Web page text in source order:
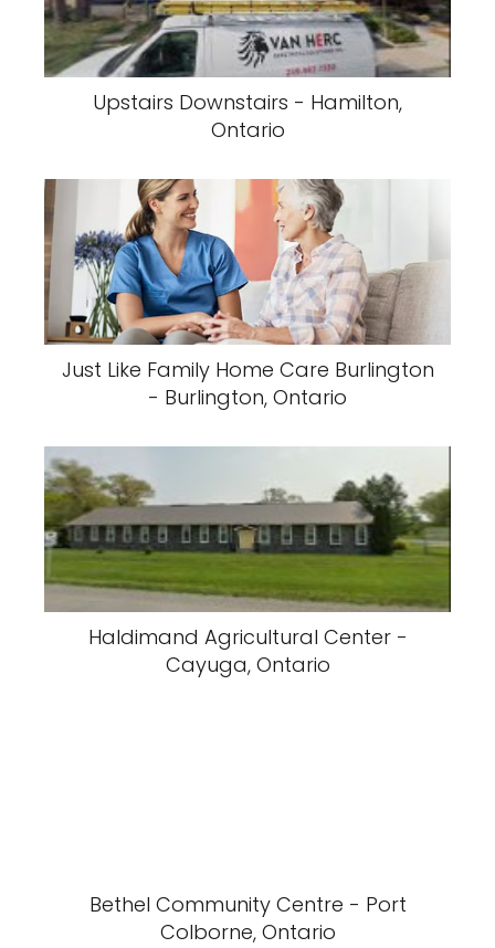
Upstairs Downstairs - Hamilton,
Ontario
Just Like Family Home Care Burlington
- Burlington, Ontario
Haldimand Agricultural Center -
Cayuga, Ontario
Bethel Community Centre - Port
Colborne, Ontario